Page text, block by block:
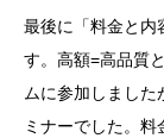
最後に「料金と内
す。高額=高品質
ムに参加しまし
ミナーでした。